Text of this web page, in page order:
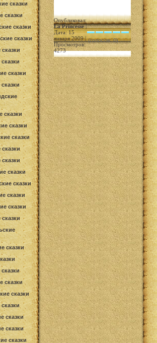
сказки
сказки
сказки
сказки
сказки
сказки
сказки
сказки
сказки
сказки
сказки
сказки
сказки
сказки
сказки
сказки
сказки
сказки
Опубликовал:
La Princesse|
Дата: 15
января 2009 |
Просмотров:
4273
(голосов: 0)